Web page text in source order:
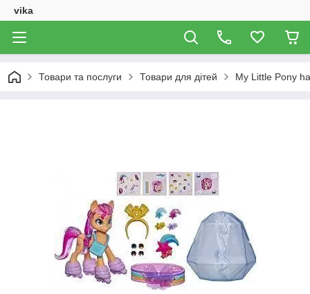
vika
Товари та послуги Товари для дітей My Little Pony